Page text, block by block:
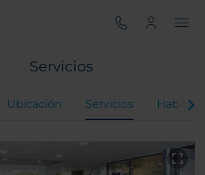
Servicios
Ubicación Servicios